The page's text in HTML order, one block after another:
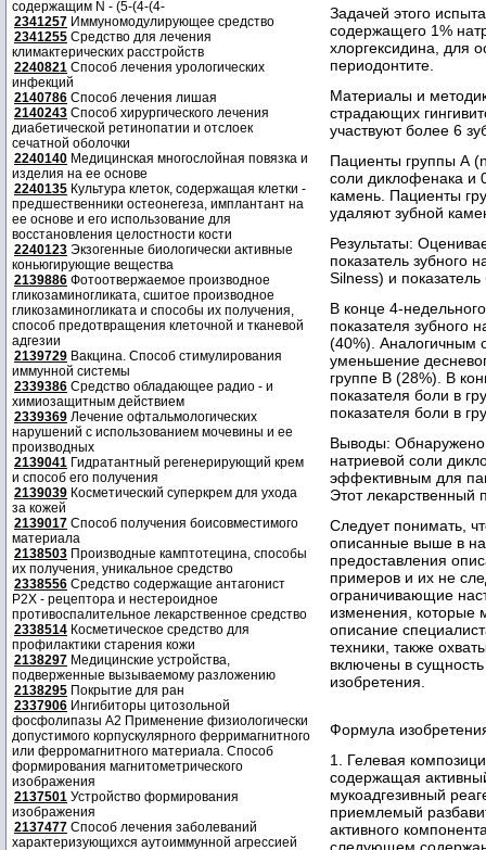
содержащим N - (5-(4-(4-
2341257 Иммуномодулирующее средство
2341255 Средство для лечения
климактерических расстройств
2240821 Способ лечения урологических
инфекций
2140786 Способ лечения лишая
2140243 Способ хирургического лечения
диабетической ретинопатии и отслоек
сечатной оболочки
2240140 Медицинская многослойная повязка и
изделия на ее основе
2240135 Культура клеток, содержащая клетки -
предшественники остеонегеза, имплантант на
ее основе и его использование для
восстановления целостности кости
2240123 Экзогенные биологически активные
коньюгирующие вещества
2139886 Фотоотвержаемое производное
гликозаминогликата, сшитое производное
гликозаминогликата и способы их получения,
способ предотвращения клеточной и тканевой
адгезии
2139729 Вакцина. Способ стимулирования
иммунной системы
2339386 Средство обладающее радио - и
химиозащитным действием
2339369 Лечение офтальмологических
нарушений с использованием мочевины и ее
производных
2139041 Гидратантный регенерирующий крем
и способ его получения
2139039 Косметический суперкрем для ухода
за кожей
2139017 Способ получения боисовместимого
материала
2138503 Производные камптотецина, способы
их получения, уникальное средство
2338556 Средство содержащие антагонист
Р2Х - рецептора и нестероидное
противоспалительное лекарственное средство
2338514 Косметическое средство для
профилактики старения кожи
2138297 Медицинские устройства,
подверженные вызываемому разложению
2138295 Покрытие для ран
2337906 Ингибиторы цитозольной
фосфолипазы А2 Применение физиологически
допустимого корпускулярного ферримагнитного
или ферромагнитного материала. Способ
формирования магнитометрического
изображения
2137501 Устройство формирования
изображения
2137477 Способ лечения заболеваний
характеризующихся аутоиммунной агрессией
Задачей этого
содержащего 1%
хлоргексидина, для
периодонтите.
Материалы и
страдающих
участвуют более 6
Пациенты группы А
соли диклофенака и
камень. Пациенты
удаляют зубной
Результаты:
показатель зубного
Silness) и
В конце 4-
показателя зубного
(40%). Аналогичным
уменьшение
группе В (28%). В
показателя боли в
показателя боли в
Выводы:
натриевой соли
эффективным для
Этот лекарственный
Следует понимать,
описанные выше в
предоставления
примеров и их не
ограничивающие
изменения, которые
описание
техники, также
включены в
изобретения.
Формула
1. Гелевая
содержащая
мукоадгезивный
приемлемый
активного